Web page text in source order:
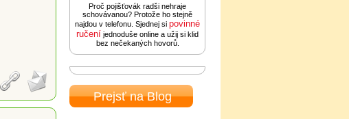
Proč pojišťovák radši nehraje
schovávanou? Protože ho stejně
najdou v telefonu. Sjednej si povinné
ručení jednoduše online a užij si klid
bez nečekaných hovorů.
Prejsť na Blog